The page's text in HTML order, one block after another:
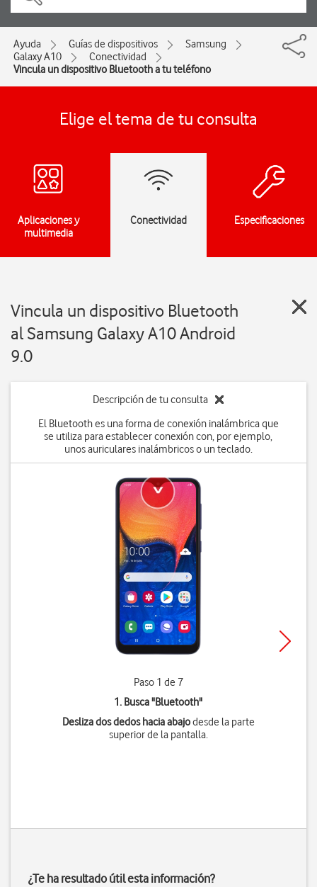
Ayuda Guías de dispositivos
Samsung
Galaxy A10
Conectividad
Vincula un dispositivo Bluetooth a tu teléfono
Elige el tema de tu consulta
Aplicaciones y
multimedia
Conectividad Especificaciones
Vincula un dispositivo Bluetooth
al Samsung Galaxy A10 Android
9.0
Descripción de tu consulta
El Bluetooth es una forma de conexión inalámbrica que
se utiliza para establecer conexión con, por ejemplo,
unos auriculares inalámbricos o un teclado.
Paso 1 de 7
1. Busca "Bluetooth"
Desliza dos dedos hacia abajodesde la parte
superior de la pantalla.
¿Te ha resultado útil esta información?